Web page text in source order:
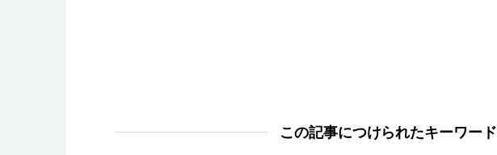
この記事につけられたキーワード